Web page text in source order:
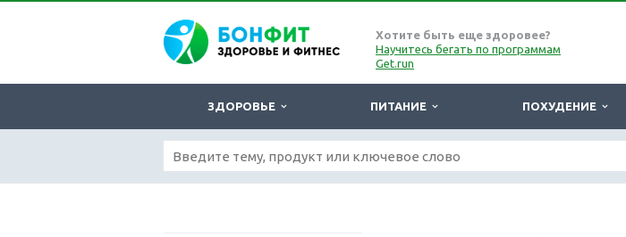
Хотите быть еще здоровее?
Научитесь бегать по программам
Get.run
ЗДОРОВЬЕ ПИТАНИЕ ПОХУДЕНИЕ